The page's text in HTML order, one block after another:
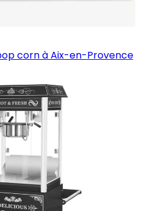
corn à Aix-en-Provence